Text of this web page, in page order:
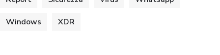
Windows XDR